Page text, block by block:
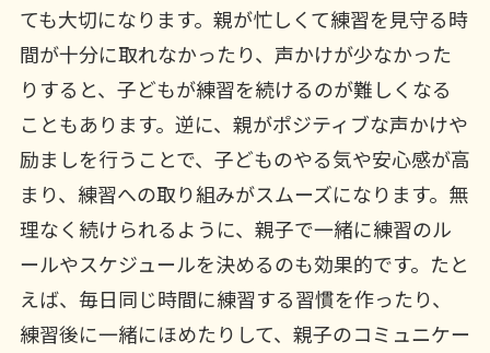
ても大切になります。親が忙しくて練習を見守る時
間が十分に取れなかったり、声かけが少なかった
りすると、子どもが練習を続けるのが難しくなる
こともあります。逆に、親がポジティブな声かけや
励ましを行うことで、子どものやる気や安心感が高
まり、練習への取り組みがスムーズになります。無
理なく続けられるように、親子で一緒に練習のル
ールやスケジュールを決めるのも効果的です。たと
えば、毎日同じ時間に練習する習慣を作ったり、
練習後に一緒にほめたりして、親子のコミュニケー